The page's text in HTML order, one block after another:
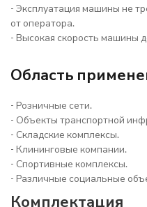
- Эксплуатация машины не
от оператора.
- Высокая скорость машины
Область
- Розничные сети.
- Объекты транспортной
- Складские комплексы.
- Клининговые компании.
- Спортивные комплексы.
- Различные социальные
Комплектация